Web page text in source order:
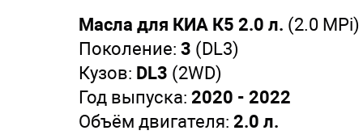
Масла для КИА К5 2.0 л. (2.0 MPi)
Поколение: 3 (DL3)
Кузов: DL3 (2WD)
Год выпуска: 2020 - 2022
Объём двигателя: 2.0 л.